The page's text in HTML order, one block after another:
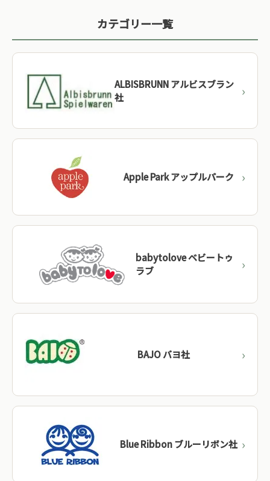
て受け継がれてきた職人の技術が生きています。
02
CE・EN71など、ヨーロッパの厳しい安全基準に適
合。舐めても安心な天然塗料を使用しています。
に配慮した持続可能なものづくりを実践していま
す。
BRIO（ブリオ） スウェーデン→
Naef（ネフ） スイス →
カテゴリー一覧
ALBISBRUNN アルビスブラン
社
Apple Park アップルパーク
babytolove ベビートゥ
ラブ
BAJO バヨ社
Blue Ribbon ブルーリボン社